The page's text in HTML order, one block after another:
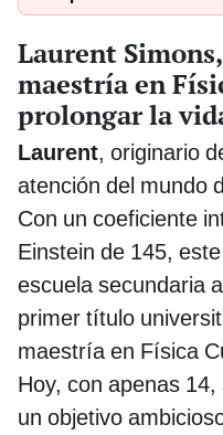
Laurent
maestría en
prolongar la
Laurent, originario
atención del mundo
Con un coeficiente
Einstein de 145,
escuela secundaria
primer título
maestría en Física
Hoy, con apenas
un objetivo